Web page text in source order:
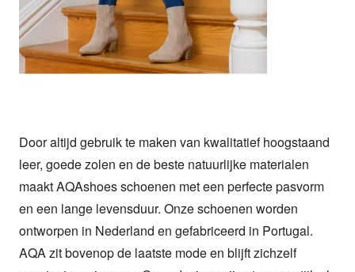
Door altijd gebruik te maken van kwalitatief hoogstaand
leer, goede zolen en de beste natuurlijke materialen
maakt AQAshoes schoenen met een perfecte pasvorm
en een lange levensduur. Onze schoenen worden
ontworpen in Nederland en gefabriceerd in Portugal.
AQA zit bovenop de laatste mode en blijft zichzelf